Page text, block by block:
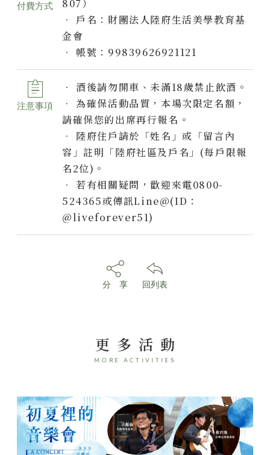
付費方式
807）
• 戶名：財團法人陸府生活美學​教育基
金會
• 帳號：99839626921121
注意事項
• 酒後請勿開車、未滿18歲禁止飲酒。
• 為確保活動品質，本場次限定名額，
請確保您的出席再行報名。
• 陸府住戶請於「姓名」或「留言內
容」註明「陸府社區及戶名」(每戶限報
名2位)。
• 若有相關疑問，歡迎來電0800-
524365或傳訊Line@(ID：
@liveforever51)
分 享 回列表
更多活動
MORE ACTIVITIES